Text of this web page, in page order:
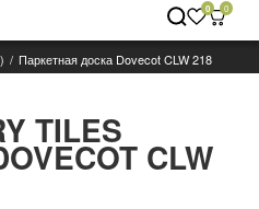
0 0
Паркетная доска Dovecot CLW 218
TILES
CLW